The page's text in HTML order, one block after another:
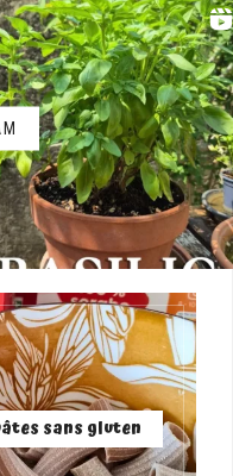
sans gluten